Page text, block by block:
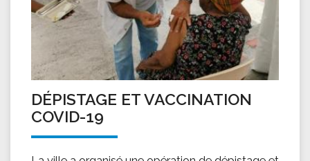
DÉPISTAGE ET VACCINATION
COVID-19